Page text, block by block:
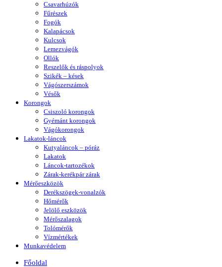
Csavarhúzók
Fűrészek
Fogók
Kalapácsok
Kulcsok
Lemezvágók
Ollók
Reszelők és ráspolyok
Szikék – kések
Vágószerszámok
Vésők
Korongok
Csiszoló korongok
Gyémánt korongok
Vágókorongok
Lakatok-láncok
Kutyaláncok – póráz
Lakatok
Láncok-tartozékok
Zárak-kerékpár zárak
Mérőeszközök
Derékszögek-vonalzók
Hőmérők
Jelölő eszközök
Mérőszalagok
Tolómérők
Vízmértékek
Munkavédelem
Főoldal